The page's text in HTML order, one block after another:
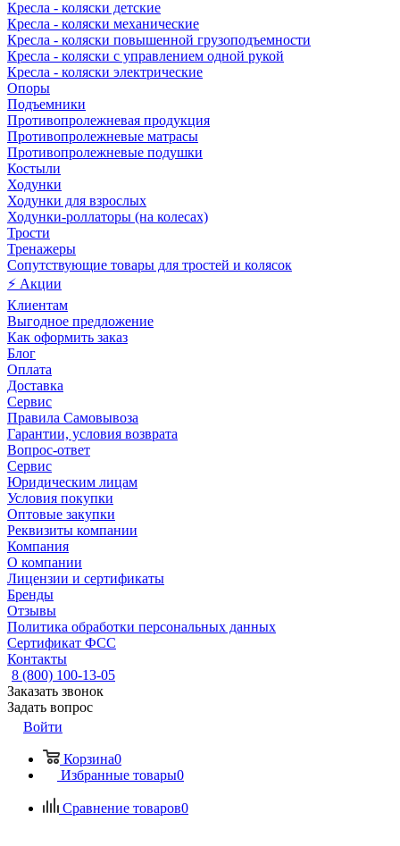
Кресла - коляски детские
Кресла - коляски механические
Кресла - коляски повышенной грузоподъемности
Кресла - коляски с управлением одной рукой
Кресла - коляски электрические
Опоры
Подъемники
Противопролежневая продукция
Противопролежневые матрасы
Противопролежневые подушки
Костыли
Ходунки
Ходунки для взрослых
Ходунки-роллаторы (на колесах)
Трости
Тренажеры
Сопутствующие товары для тростей и колясок
⚡ Акции
Клиентам
Выгодное предложение
Как оформить заказ
Блог
Оплата
Доставка
Сервис
Правила Самовывоза
Гарантии, условия возврата
Вопрос-ответ
Сервис
Юридическим лицам
Условия покупки
Оптовые закупки
Реквизиты компании
Компания
О компании
Лицензии и сертификаты
Бренды
Отзывы
Политика обработки персональных данных
Сертификат ФСС
Контакты
8 (800) 100-13-05
Заказать звонок
Задать вопрос
Войти
Корзина0
Избранные товары0
Сравнение товаров0